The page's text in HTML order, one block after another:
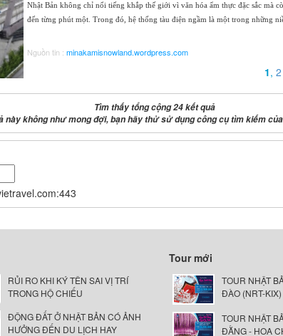
Nhật Bản không chỉ nổi tiếng khắp thế giới vì văn hóa ẩm thực đặc sắc mà
đến từng phút một. Trong đó, hệ thống tàu điện ngầm là một trong những
Nguồn tin : minakamisnowland.wordpress.com
1, 2
Tìm thấy tổng cộng 24 kết quả
này không như mong đợi, bạn hãy thử sử dụng công cụ tìm kiếm
RỦI RO KHI KÝ TÊN SAI VỊ TRÍ
TRONG HỘ CHIẾU
ĐỘNG ĐẤT Ở NHẬT BẢN CÓ ẢNH
HƯỞNG ĐẾN DU LỊCH HAY
Tour mới
TOUR NHẬT
ĐÀO (NRT-KIX)
TOUR NHẬT
ĐẰNG - HOA